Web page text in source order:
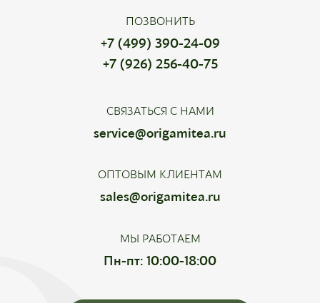
ПОЗВОНИТЬ
+7 (499) 390-24-09
+7 (926) 256-40-75
СВЯЗАТЬСЯ С НАМИ
service@origamitea.ru
ОПТОВЫМ КЛИЕНТАМ
sales@origamitea.ru
МЫ РАБОТАЕМ
Пн-пт: 10:00-18:00